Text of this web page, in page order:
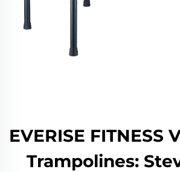
EVERISE FITNESS
Trampolines: